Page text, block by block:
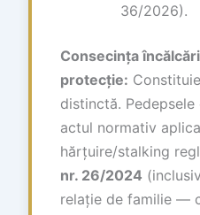
36/2026).
Consecința
protecție:
distinctă.
actul normativ
hărțuire/stalking
nr. 26/2024
relație de familie —